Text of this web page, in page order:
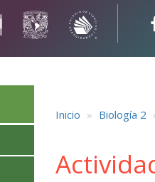
Inicio Biología 2